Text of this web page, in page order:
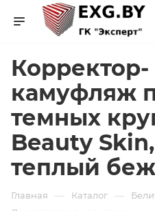
Корректор-
камуфляж
темных
Beauty
теплый беж
Главная — Каталог —